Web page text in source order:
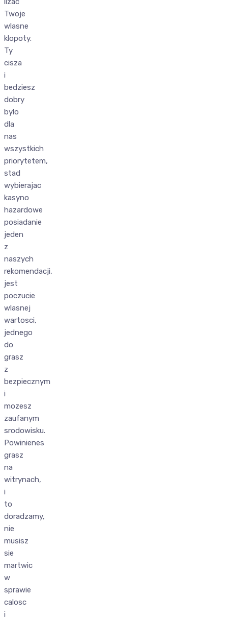
Twoje
wlasne
klopoty.
Ty
cisza
i
bedziesz
dobry
bylo
dla
nas
wszystkich
priorytetem,
stad
wybierajac
kasyno
hazardowe
posiadanie
jeden
z
naszych
rekomendacji,
jest
poczucie
wlasnej
wartosci,
jednego
do
grasz
z
bezpiecznym
i
mozesz
zaufanym
srodowisku.
Powinienes
grasz
na
witrynach,
i
to
doradzamy,
nie
musisz
sie
martwic
w
sprawie
calosc
i